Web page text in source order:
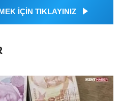
İÇİN TIKLAYINIZ